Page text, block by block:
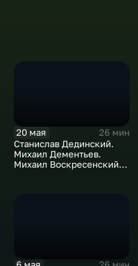
20 мая
26 мин
Станислав Дединский.
Михаил Дементьев.
Михаил Воскресенский.